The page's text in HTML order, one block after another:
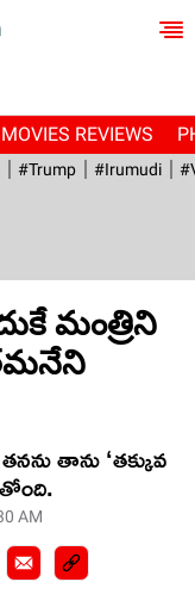
MOVIES REVIEWS
#Trump #irumudi
మంత్రిని
తాను ‘తక్కువ
AM